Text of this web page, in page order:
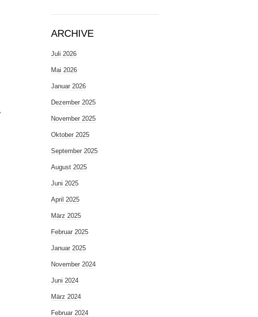
ARCHIVE
Juli 2026
Mai 2026
Januar 2026
Dezember 2025
November 2025
Oktober 2025
September 2025
August 2025
Juni 2025
April 2025
März 2025
Februar 2025
Januar 2025
November 2024
Juni 2024
März 2024
Februar 2024